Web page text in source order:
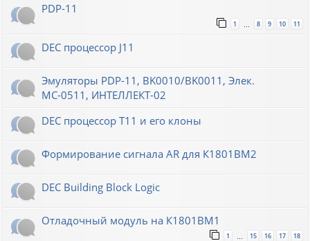
PDP-11
1 8 9 10 11
DEC процессор J11
Эмуляторы PDP-11, BK0010/BK0011, Элек.
МС-0511, ИНТЕЛЛЕКТ-02
DEC процессор T11 и его клоны
Формирование сигнала AR для К1801ВМ2
DEC Building Block Logic
Отладочный модуль на К1801ВМ1
1 15 16 17 18